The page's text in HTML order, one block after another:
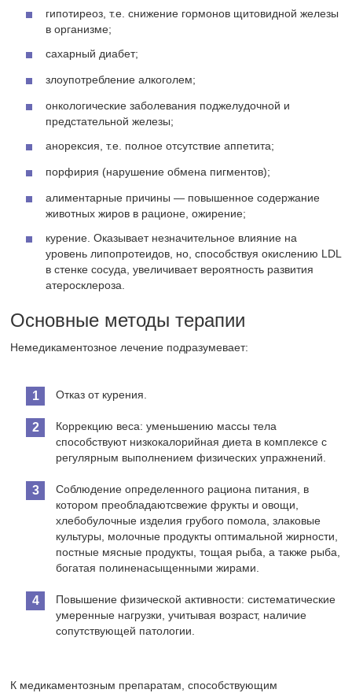
гипотиреоз, т.е. снижение гормонов щитовидной железы
в организме;
сахарный диабет;
злоупотребление алкоголем;
онкологические заболевания поджелудочной и
предстательной железы;
анорексия, т.е. полное отсутствие аппетита;
порфирия (нарушение обмена пигментов);
алиментарные причины — повышенное содержание
животных жиров в рационе, ожирение;
курение. Оказывает незначительное влияние на
уровень липопротеидов, но, способствуя окислению LDL
в стенке сосуда, увеличивает вероятность развития
атеросклероза.
Основные методы терапии
Немедикаментозное лечение подразумевает:
Отказ от курения.
Коррекцию веса: уменьшению массы тела
способствуют низкокалорийная диета в комплексе с
регулярным выполнением физических упражнений.
Соблюдение определенного рациона питания, в
котором преобладаютсвежие фрукты и овощи,
хлебобулочные изделия грубого помола, злаковые
культуры, молочные продукты оптимальной жирности,
постные мясные продукты, тощая рыба, а также рыба,
богатая полиненасыщенными жирами.
Повышение физической активности: систематические
умеренные нагрузки, учитывая возраст, наличие
сопутствующей патологии.
К медикаментозным препаратам, способствующим